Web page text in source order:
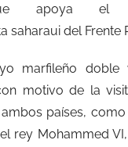
apoya el
saharaui del Frente
marfileño doble
motivo de la
países,
rey Mohammed